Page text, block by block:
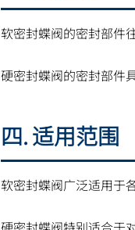
软密封蝶阀的密封部件
硬密封蝶阀的密封部件
四. 适用范围
软密封蝶阀广泛适用于